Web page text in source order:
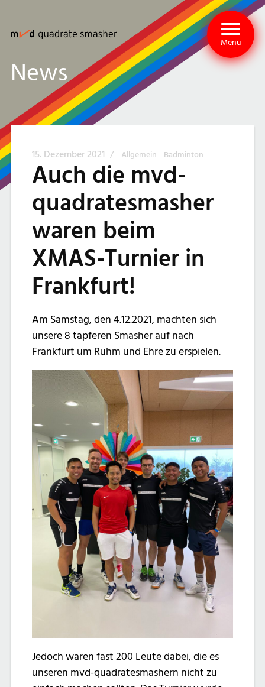
Menu
News
15. Dezember 2021 / Allgemein Badminton
Auch die mvd-
quadratesmasher
waren beim
XMAS-Turnier in
Frankfurt!
Am Samstag, den 4.12.2021, machten sich
unsere 8 tapferen Smasher auf nach
Frankfurt um Ruhm und Ehre zu erspielen.
Jedoch waren fast 200 Leute dabei, die es
unseren mvd-quadratesmashern nicht zu